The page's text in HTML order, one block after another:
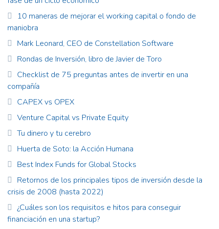
10 maneras de mejorar el working capital o fondo de
maniobra
Mark Leonard, CEO de Constellation Software
Rondas de Inversión, libro de Javier de Toro
Checklist de 75 preguntas antes de invertir en una
compañía
CAPEX vs OPEX
Venture Capital vs Private Equity
Tu dinero y tu cerebro
Huerta de Soto: la Acción Humana
Best Index Funds for Global Stocks
Retornos de los principales tipos de inversión desde la
crisis de 2008 (hasta 2022)
¿Cuáles son los requisitos e hitos para conseguir
financiación en una startup?